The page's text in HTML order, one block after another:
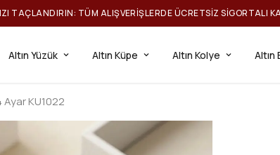
TAÇLANDIRIN: TÜM ALIŞVERIŞLERDE ÜCRETSIZ SIGORTALI
Altın Yüzük Altın Küpe Altın Kolye Altın
Ayar KU1022